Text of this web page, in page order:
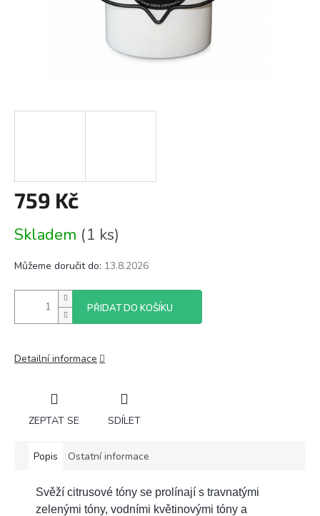
759 Kč
cena:
Skladem (1 ks)
Můžeme doručit do: 13.8.2026
PŘIDAT DO KOŠÍKU
Detailní informace
ZEPTAT SE SDÍLET
Popis Ostatní informace
Svěží citrusové tóny se prolínají s travnatými
zelenými tóny, vodními květinovými tóny a